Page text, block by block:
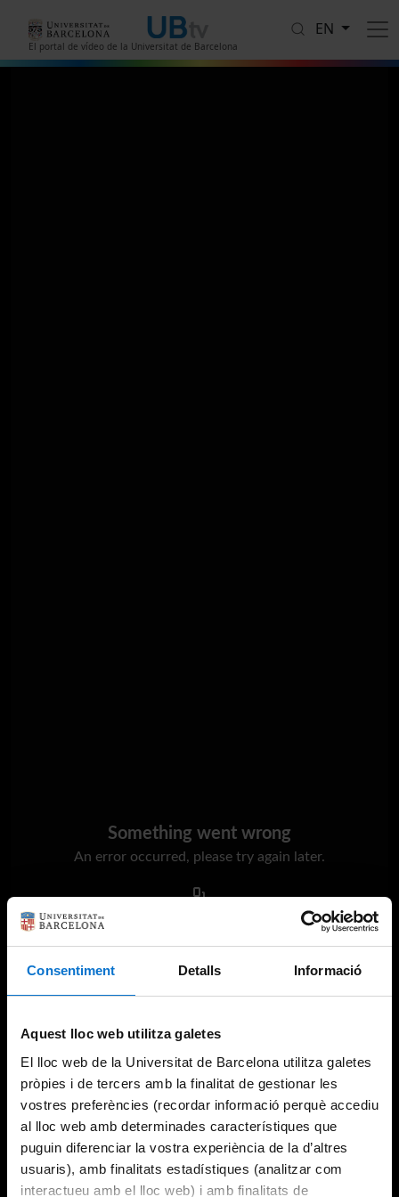
Consentiment Detalls Informació
Aquest lloc web utilitza galetes
El lloc web de la Universitat de Barcelona utilitza galetes
pròpies i de tercers amb la finalitat de gestionar les
vostres preferències (recordar informació perquè accediu
al lloc web amb determinades característiques que
puguin diferenciar la vostra experiència de la d’altres
usuaris), amb finalitats estadístiques (analitzar com
interactueu amb el lloc web) i amb finalitats de
El portal de vídeo de la Universitat de Barcelona
EN
Something went wrong
An error occurred, please try again later.